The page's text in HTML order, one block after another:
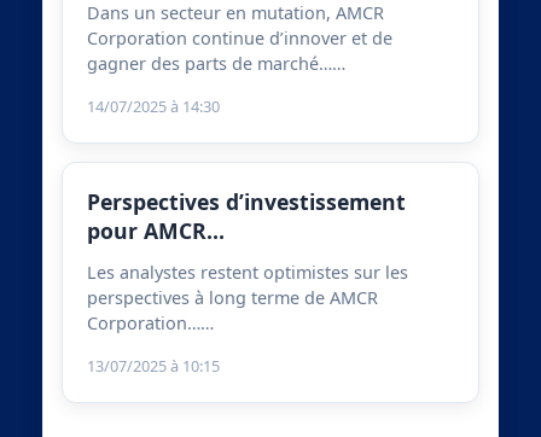
Dans un secteur en mutation, AMCR
Corporation continue d’innover et de
gagner des parts de marché……
14/07/2025 à 14:30
Perspectives d’investissement
pour AMCR…
Les analystes restent optimistes sur les
perspectives à long terme de AMCR
Corporation……
13/07/2025 à 10:15